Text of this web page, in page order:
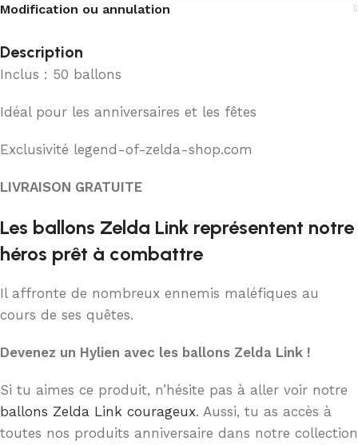
Modification ou annulation
Description
Inclus : 50 ballons
Idéal pour les anniversaires et les fêtes
Exclusivité legend-of-zelda-shop.com
LIVRAISON GRATUITE
Les ballons Zelda Link représentent notre
héros prêt à combattre
Il affronte de nombreux ennemis maléfiques au
cours de ses quêtes.
Devenez un Hylien avec les ballons Zelda Link !
Si tu aimes ce produit, n’hésite pas à aller voir notre
ballons Zelda Link courageux. Aussi, tu as accès à
toutes nos produits anniversaire dans notre collection